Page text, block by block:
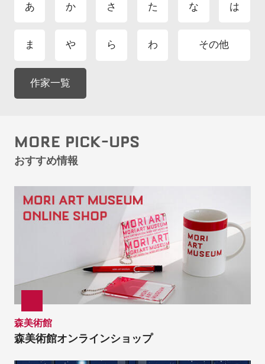
あ か さ た な は
ま や ら わ その他
作家一覧
MORE PICK-UPS
おすすめ情報
森美術館
森美術館オンラインショップ